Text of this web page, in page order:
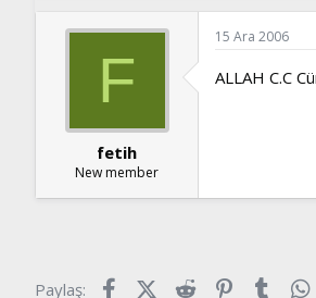
F
fetih
New member
15 Ara 2006
ALLAH C.C
Paylaş: FacebookX (Twitter)
Reddit Pinterest